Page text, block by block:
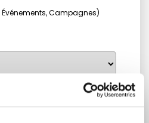
Événements, Campagnes)
des newsletters et
Données personnelles.